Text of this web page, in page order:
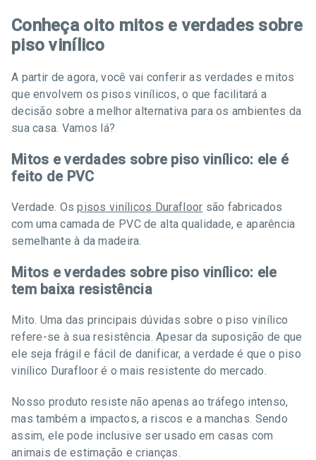
Conheça oito mitos e verdades sobre
piso vinílico
A partir de agora, você vai conferir as verdades e mitos
que envolvem os pisos vinílicos, o que facilitará a
decisão sobre a melhor alternativa para os ambientes da
sua casa. Vamos lá?
Mitos e verdades sobre piso vinílico: ele é
feito de PVC
Verdade. Ospisos vinílicos Durafloor são fabricados
com uma camada de PVC de alta qualidade, e aparência
semelhante à da madeira.
Mitos e verdades sobre piso vinílico: ele
tem baixa resistência
Mito. Uma das principais dúvidas sobre o piso vinílico
refere-se à sua resistência. Apesar da suposição de que
ele seja frágil e fácil de danificar, a verdade é que o piso
vinílico Durafloor é o mais resistente do mercado.
Nosso produto resiste não apenas ao tráfego intenso,
mas também a impactos, a riscos e a manchas. Sendo
assim, ele pode inclusive ser usado em casas com
animais de estimação e crianças.